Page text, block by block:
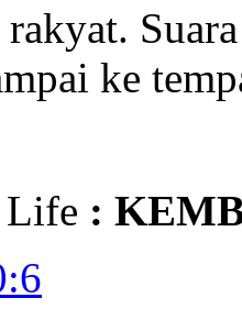
rakyat.
ke
: